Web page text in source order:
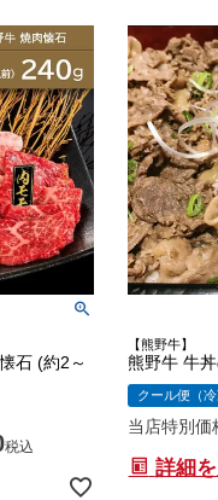
石 (約2～
税込
【熊野牛】
熊野牛 牛
クール便（冷
当店特別価
詳細